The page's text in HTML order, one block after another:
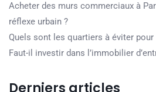
Acheter des murs commerciaux à
réflexe urbain ?
Quels sont les quartiers à éviter
Faut-il investir dans l’immobilier
Derniers articles